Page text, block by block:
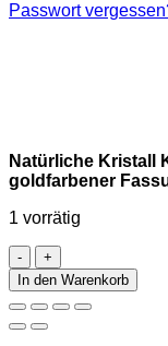
Passwort
Natürliche Kristall
goldfarbener
1 vorrätig
Natürliche
Kristall
Kette
–
Milchquarz
In den Warenkorb